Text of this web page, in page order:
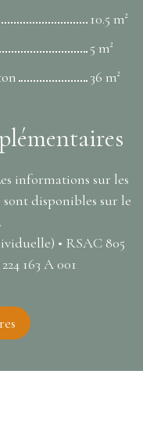
10.5 m²
5 m²
36 m²
informations sur les
sont disponibles sur le
• RSAC 805
163 A 001